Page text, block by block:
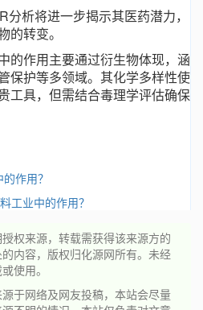
析将进一步揭示其医药潜力，
的转变。
的作用主要通过衍生物体现，涵
保护等多领域。其化学多样性使
工具，但需结合毒理学评估确保
作用？
工业中的作用？
权来源，转载需获得该来源方的
内容，版权归化源网所有。未经
使用。
于网络及网友投稿，本站会尽量